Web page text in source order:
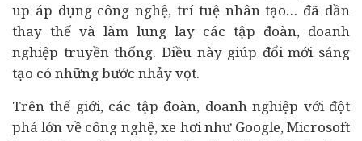
up áp dụng công nghệ, trí tuệ nhân tạo… đã dần
thay thế và làm lung lay các tập đoàn, doanh
nghiệp truyền thống. Điều này giúp đổi mới sáng
tạo có những bước nhảy vọt.
Trên thế giới, các tập đoàn, doanh nghiệp với đột
phá lớn về công nghệ, xe hơi như Google, Microsoft